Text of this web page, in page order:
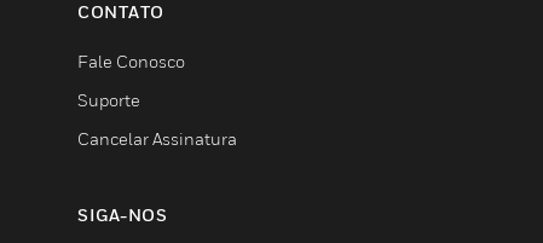
CONTATO
Fale Conosco
Suporte
Cancelar Assinatura
SIGA-NOS